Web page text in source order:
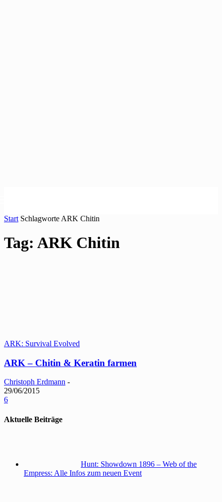
Start Schlagworte ARK Chitin
Tag: ARK Chitin
ARK: Survival Evolved
ARK – Chitin & Keratin farmen
Christoph Erdmann -
29/06/2015
6
Aktuelle Beiträge
Hunt: Showdown 1896 – Web of the
Empress: Alle Infos zum neuen Event